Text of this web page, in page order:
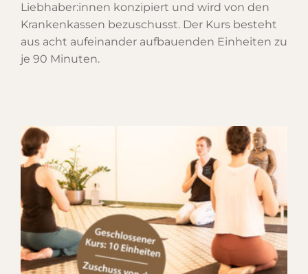
Liebhaber:innen konzipiert und wird von den
Krankenkassen bezuschusst. Der Kurs besteht
aus acht aufeinander aufbauenden Einheiten zu
je 90 Minuten.